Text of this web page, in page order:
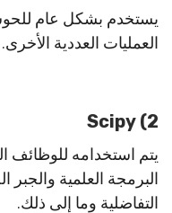
يستخدم بشكل عام
العمليات العددية الأخرى.
2) Scipy
يتم استخدامه للوظائف
البرمجة العلمية والجبر
التفاضلية وما إلى ذلك.